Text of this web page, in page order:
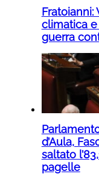
Fratoianni:
climatica
guerra
d’Aula,
saltato
pagelle